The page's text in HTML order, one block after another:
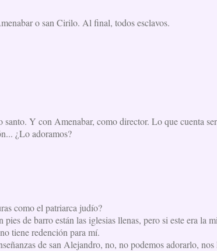
o san Cirilo. Al final, todos esclavos.
Y con Amenabar, como director. Lo que cuenta
¿Lo adoramos?
como el patriarca judío?
pies de barro están las iglesias llenas, pero si este era la
tiene redención para mí.
de san Alejandro, no, no podemos adorarlo,